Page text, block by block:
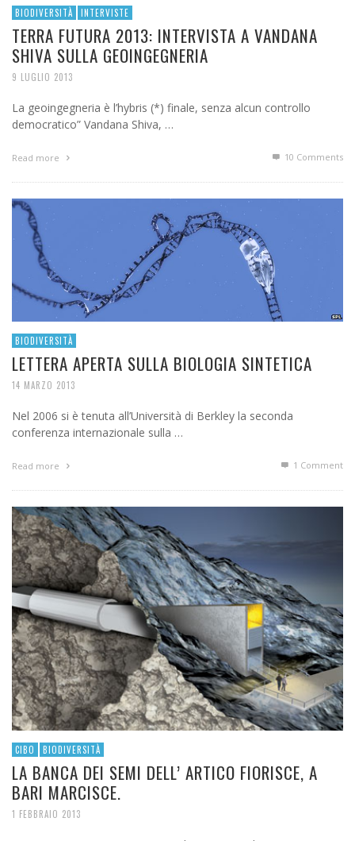
BIODIVERSITÀ INTERVISTE
TERRA FUTURA 2013: INTERVISTA A VANDANA
SHIVA SULLA GEOINGEGNERIA
9 LUGLIO 2013
La geoingegneria è l’hybris (*) finale, senza alcun controllo
democratico” Vandana Shiva, …
Read more 10 Comments
BIODIVERSITÀ
LETTERA APERTA SULLA BIOLOGIA SINTETICA
14 MARZO 2013
Nel 2006 si è tenuta all’Università di Berkley la seconda
conferenza internazionale sulla …
Read more 1 Comment
CIBO BIODIVERSITÀ
LA BANCA DEI SEMI DELL’ ARTICO FIORISCE, A
BARI MARCISCE.
1 FEBBRAIO 2013